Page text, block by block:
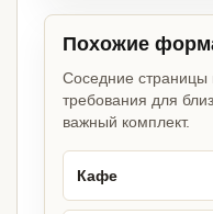
Похожие
Соседние страницы
требования для
важный комплект.
Кафе